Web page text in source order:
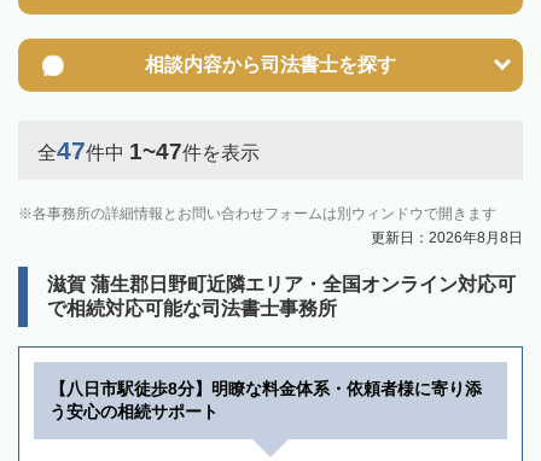
相談内容から司法書士を探す
全47件中 1~47件を表示
各事務所の詳細情報とお問い合わせフォームは別ウィンドウで開きます
更新日：2026年8月8日
滋賀 蒲生郡日野町近隣エリア・全国オンライン対応可
で相続対応可能な司法書士事務所
【八日市駅徒歩8分】明瞭な料金体系・依頼者様に寄り添
う安心の相続サポート